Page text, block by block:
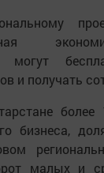
могут
и получать
более
бизнеса,
малых и